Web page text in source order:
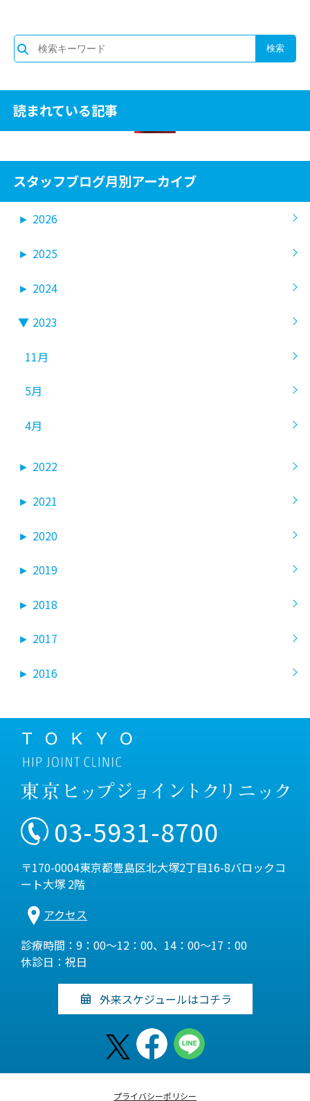
読まれている記事
スタッフブログ月別アーカイブ
► 2026
► 2025
► 2024
▼ 2023
11月
5月
4月
► 2022
► 2021
► 2020
► 2019
► 2018
► 2017
► 2016
03-5931-8700
〒170-0004東京都豊島区北大塚2丁目16-8バロックコ
ート大塚 2階
アクセス
診療時間：9：00～12：00、14：00～17：00
休診日：祝日
外来スケジュールはコチラ
プライバシーポリシー